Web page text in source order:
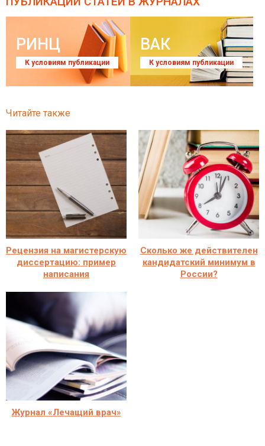
РИНЦ
К условиям публикации
ВАК
К условиям публикации
Читайте также
Рецензия на магистерскую
диссертацию: пример
написания
Сколько же действителен
кандидатский минимум в
России?
Журнал «Лечащий врач»